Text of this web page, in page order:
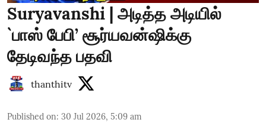
Suryavanshi | அடித்த அடியில்
`பாஸ் பேபி’ சூர்யவன்ஷிக்கு
தேடிவந்த பதவி
thanthitv
Published on: 30 Jul 2026, 5:09 am